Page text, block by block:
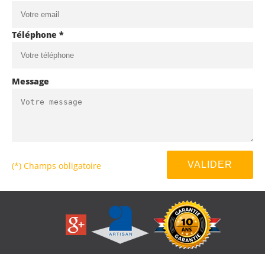
Téléphone *
Message
(*) Champs obligatoire